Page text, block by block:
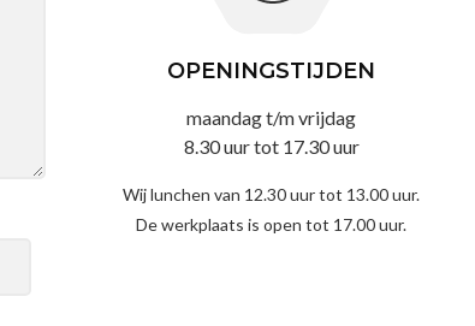
OPENINGSTIJDEN
maandag t/m vrijdag
8.30 uur tot 17.30 uur
Wij lunchen van 12.30 uur tot 13.00 uur.
De werkplaats is open tot 17.00 uur.